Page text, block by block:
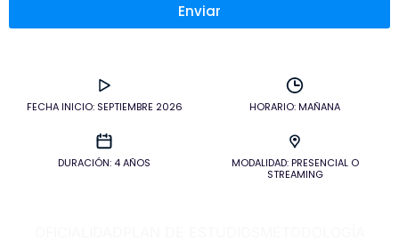
Enviar
FECHA INICIO: SEPTIEMBRE 2026 HORARIO: MAÑANA
DURACIÓN: 4 AÑOS
MODALIDAD: PRESENCIAL O
STREAMING